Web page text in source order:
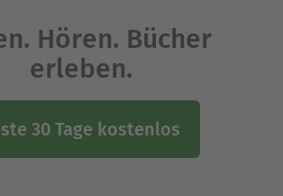
Hören. Bücher
erleben.
30 Tage kostenlos